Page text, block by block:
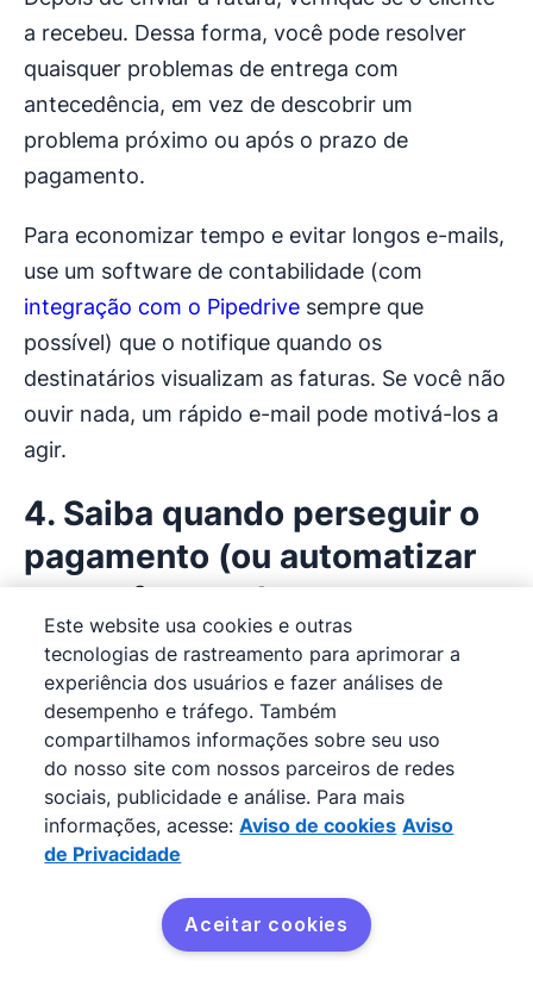
a recebeu. Dessa forma, você pode resolver
quaisquer problemas de entrega com
antecedência, em vez de descobrir um
problema próximo ou após o prazo de
pagamento.
Para economizar tempo e evitar longos e-mails,
use um software de contabilidade (com
integração com o Pipedrive sempre que
possível) que o notifique quando os
destinatários visualizam as faturas. Se você não
ouvir nada, um rápido e-mail pode motivá-los a
agir.
4. Saiba quando perseguir o
pagamento (ou automatizar
seu software de
contabilidade)
Você terá de perseguir o pagamento de um
cliente em um ponto ou outro. Isso nunca é o
ideal, mas existem maneiras de minimizar a
interrupção e manter boas relações.
Seu software de contabilidade deve alertá-lo
quando um prazo de pagamento estiver se
aproximando ou passar, para que você possa
Experimente de graça
Este website usa cookies e outras
tecnologias de rastreamento para aprimorar a
experiência dos usuários e fazer análises de
desempenho e tráfego. Também
compartilhamos informações sobre seu uso
do nosso site com nossos parceiros de redes
sociais, publicidade e análise. Para mais
informações, acesse: Aviso de cookies Aviso
de Privacidade
Aceitar cookies